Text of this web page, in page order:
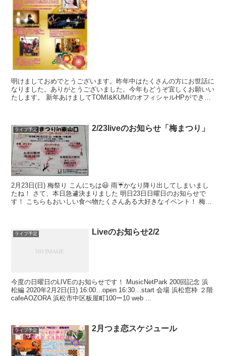
明けましておめでとうございます。昨年中はたくさんの方にお世話に
なりました。ありがとうございました。今年もどうぞ宜しくお願いい
たします。 新年あけましてTOMI&KUMIのオフィシャルHPができま
ライブ予定 2/23liveのお知らせ「梅まつり」
2月23日(日) 梅祭り こんにちは😃 雨☔️かなり降り出してしまいまし
たね！ さて、本日急遽決まりました 明日23日日曜日のお知らせで
す！ こちらもおいしい食べ物たくさんある大好きなイベント！ 梅ま
ライブ予定 Liveのお知らせ2/2
今度の日曜日のLIVEのお知らせです！ MusicNetPark 200回記念 浜
松編 2020年2月2日(日) 16:00…open 16:30…start 会場 浜松窓枠 ２階
cafeAOZORA 浜松市中区板屋町100ー10 web ...
ライブ予定 2月つま恋スケジュール